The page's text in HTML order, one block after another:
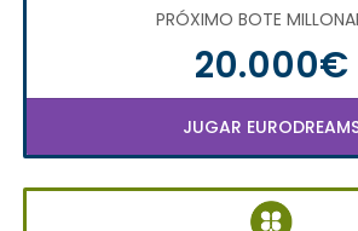
PRÓXIMO BOTE
20.000€
JUGAR